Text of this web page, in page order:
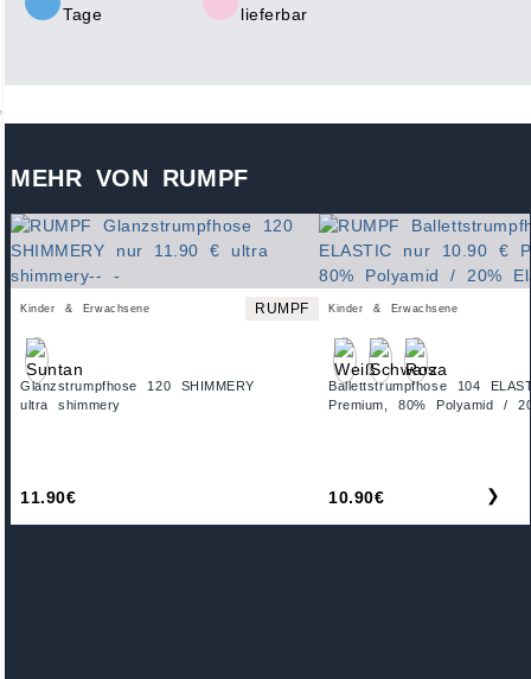
Tage
lieferbar
MEHR VON RUMPF
Kinder & Erwachsene RUMPF
Glanzstrumpfhose 120 SHIMMERY
ultra shimmery
11.90€
Kinder & Erwachsene
Ballettstrumpfhose 104
Premium, 80% Polyamid /
10.90€ ❯